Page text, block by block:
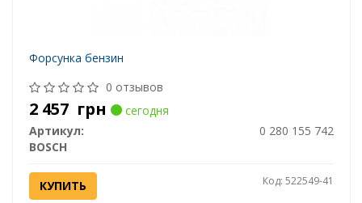
Форсунка бензин
0 отзывов
2 457 грн
сегодня
Артикул:
0 280 155 742
BOSCH
КУПИТЬ Код: 522549-41